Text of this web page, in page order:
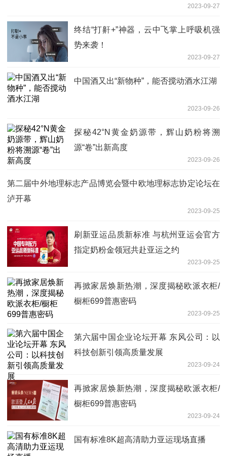
2023-09-27
终结“打鼾+”神器，云中飞掌上呼吸机强
势来袭！
2023-09-27
​中国酒又出“新物种”，能否搅动酒水江湖
2023-09-26
探秘42°N黄金奶源带，辉山奶粉将溯
源“卷”出新高度
2023-09-26
第二届中外地理标志产品博览会暨中欧地理标志协定论坛在
泸开幕
2023-09-25
刷新亚运品质新标准 与杭州亚运会官方
指定奶粉金领冠共赴亚运之约
2023-09-25
再掀家居焕新热潮，深度揭秘欧派衣柜/
橱柜699普惠密码
2023-09-25
第六届中国企业论坛开幕 东风公司：以
科技创新引领高质量发展
2023-09-24
再掀家居焕新热潮，深度揭秘欧派衣柜/
橱柜699普惠密码
2023-09-24
国有标准8K超高清助力亚运现场直播